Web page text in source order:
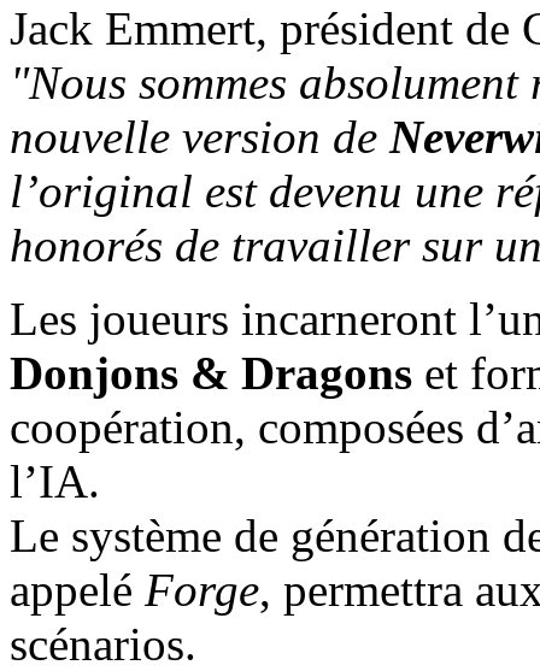
Jack Emmert, président
"Nous sommes
nouvelle version de
l’original est devenu une
honorés de travailler sur
Les joueurs incarneront
Donjons & Dragons et
coopération, composées
l’IA.
Le système de génération
appelé Forge, permettra
scénarios.